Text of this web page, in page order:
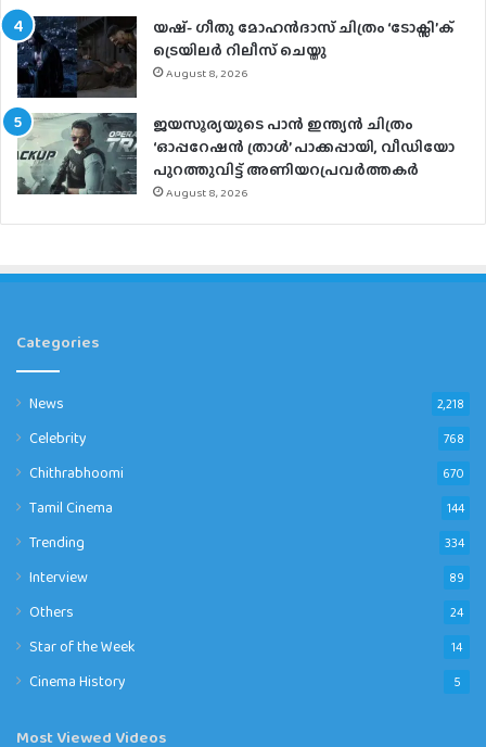
യഷ്- ​ഗീതു മോഹൻദാസ് ചിത്രം ‘ടോക്സി’ക്
ട്രെയിലർ റിലീസ് ചെയ്തു
August 8, 2026
ജയസൂര്യയുടെ പാൻ ഇന്ത്യൻ ചിത്രം
‘ഓപ്പറേഷൻ ത്രാൾ’ പാക്കപ്പായി, വീഡിയോ
പുറത്തുവിട്ട് അണിയറപ്രവർത്തകർ
August 8, 2026
Categories
News 2,218
Celebrity 768
Chithrabhoomi 670
Tamil Cinema 144
Trending 334
Interview 89
Others 24
Star of the Week 14
Cinema History 5
Most Viewed Videos